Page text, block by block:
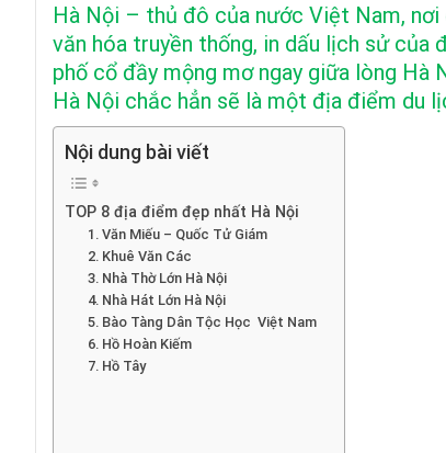
Hà Nội – thủ đô của nước Việt Nam,
văn hóa truyền thống, in dấu lịch sử của
phố cổ đầy mộng mơ ngay giữa lòng
Hà Nội chắc hẳn sẽ là một địa điểm du
Nội dung bài viết
TOP 8 địa điểm đẹp nhất Hà Nội
1. Văn Miếu – Quốc Tử Giám
2. Khuê Văn Các
3. Nhà Thờ Lớn Hà Nội
4. Nhà Hát Lớn Hà Nội
5. Bào Tàng Dân Tộc Học Việt Nam
6. Hồ Hoàn Kiếm
7. Hồ Tây